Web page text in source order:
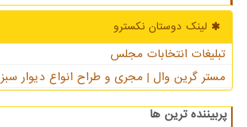
لینک دوستان نكسترو
تبلیغات انتخابات مجلس
مستر گرین وال | مجری و طراح انواع دیوار سبز
پربیننده ترین ها